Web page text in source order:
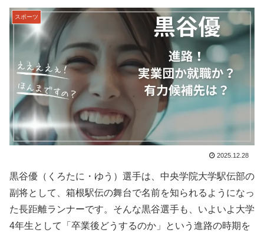
スポーツ
2025.12.28
黒谷優（くろたに・ゆう）選手は、中央学院大学駅伝部の
副将として、箱根駅伝の舞台で名前を知られるようになっ
た長距離ランナーです。そんな黒谷選手も、いよいよ大学
4年生として「卒業後どうするのか」という進路の時期を